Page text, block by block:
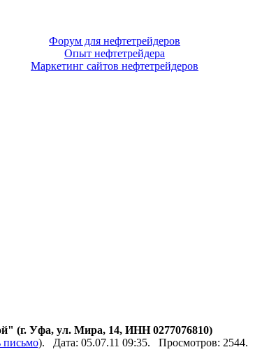
Форум для нефтетрейдеров
Опыт нефтетрейдера
Маркетинг сайтов нефтетрейдеров
(г. Уфа, ул. Мира, 14, ИНН 0277076810)
письмо). Дата: 05.07.11 09:35. Просмотров: 2544.